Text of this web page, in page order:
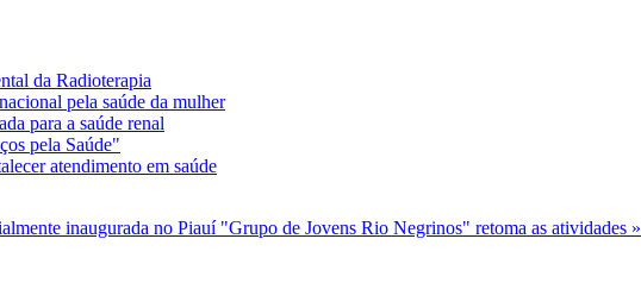
da Radioterapia
pela saúde da mulher
para a saúde renal
pela Saúde"
atendimento em saúde
inaugurada no Piauí "Grupo de Jovens Rio Negrinos" retoma as atividades »